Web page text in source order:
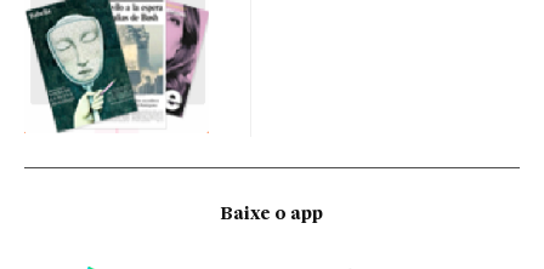
Baixe o app